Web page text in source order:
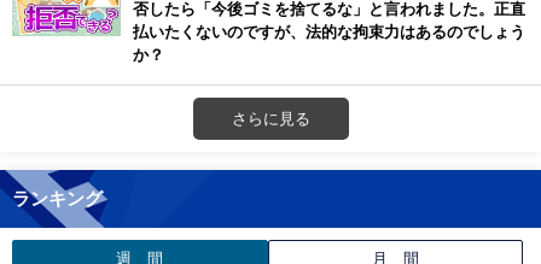
否したら「今後ゴミを捨てるな」と言われました。正直
払いたくないのですが、法的な拘束力はあるのでしょう
か？
さらに見る
ランキング
週 間 月 間